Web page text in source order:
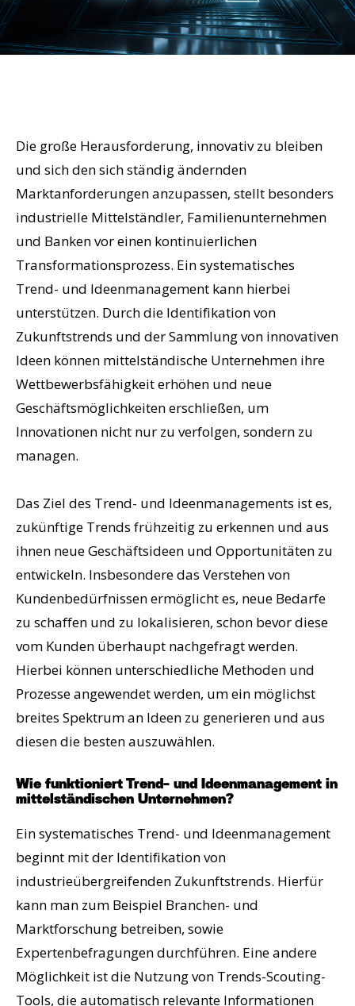
Die große Herausforderung, innovativ zu bleiben
und sich den sich ständig ändernden
Marktanforderungen anzupassen, stellt besonders
industrielle Mittelständler, Familienunternehmen
und Banken vor einen kontinuierlichen
Transformationsprozess. Ein systematisches
Trend- und Ideenmanagement kann hierbei
unterstützen. Durch die Identifikation von
Zukunftstrends und der Sammlung von innovativen
Ideen können mittelständische Unternehmen ihre
Wettbewerbsfähigkeit erhöhen und neue
Geschäftsmöglichkeiten erschließen, um
Innovationen nicht nur zu verfolgen, sondern zu
managen.
Das Ziel des Trend- und Ideenmanagements ist es,
zukünftige Trends frühzeitig zu erkennen und aus
ihnen neue Geschäftsideen und Opportunitäten zu
entwickeln. Insbesondere das Verstehen von
Kundenbedürfnissen ermöglicht es, neue Bedarfe
zu schaffen und zu lokalisieren, schon bevor diese
vom Kunden überhaupt nachgefragt werden.
Hierbei können unterschiedliche Methoden und
Prozesse angewendet werden, um ein möglichst
breites Spektrum an Ideen zu generieren und aus
diesen die besten auszuwählen.
Wie funktioniert Trend- und Ideenmanagement in
mittelständischen Unternehmen?
Ein systematisches Trend- und Ideenmanagement
beginnt mit der Identifikation von
industrieübergreifenden Zukunftstrends. Hierfür
kann man zum Beispiel Branchen- und
Marktforschung betreiben, sowie
Expertenbefragungen durchführen. Eine andere
Möglichkeit ist die Nutzung von Trends-Scouting-
Tools, die automatisch relevante Informationen